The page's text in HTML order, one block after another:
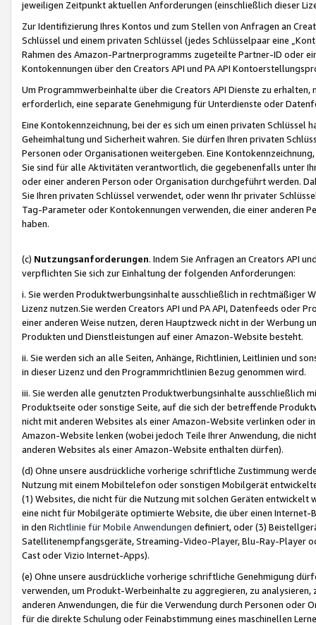
jeweiligen Zeitpunkt aktuellen Anforderungen (einschließlich dieser
Zur Identifizierung Ihres Kontos und zum Stellen von Anfragen an
Schlüssel und einem privaten Schlüssel (jedes Schlüsselpaar eine
Rahmen des Amazon-Partnerprogramms zugeteilte Partner-ID oder
Kontokennungen über den Creators API und PA API
Um Programmwerbeinhalte über die Creators API Dienste zu
erforderlich, eine separate Genehmigung für Unterdienste oder
Eine Kontokennzeichnung, bei der es sich um einen privaten
Geheimhaltung und Sicherheit wahren. Sie dürfen Ihren privaten
Personen oder Organisationen weitergeben. Eine
Sie sind für alle Aktivitäten verantwortlich, die gegebenenfalls unter
oder einer anderen Person oder Organisation durchgeführt werden.
Sie Ihren privaten Schlüssel verwendet, oder wenn Ihr privater
Tag-Parameter oder Kontokennungen verwenden, die einer anderen
haben.
(c) Nutzungsanforderungen. Indem Sie Anfragen an Creators API
verpflichten Sie sich zur Einhaltung der folgenden Anforderungen:
i. Sie werden Produktwerbungsinhalte ausschließlich in rechtmäßiger
Lizenz nutzen.Sie werden Creators API und PA API, Datenfeeds oder
einer anderen Weise nutzen, deren Hauptzweck nicht in der Werbung
Produkten und Dienstleistungen auf einer Amazon-Website besteht.
ii. Sie werden sich an alle Seiten, Anhänge, Richtlinien, Leitlinien und
in dieser Lizenz und den Programmrichtlinien Bezug genommen wird.
iii. Sie werden alle genutzten Produktwerbungsinhalte ausschließlich
Produktseite oder sonstige Seite, auf die sich der betreffende
nicht mit anderen Websites als einer Amazon-Website verlinken oder
Amazon-Website lenken (wobei jedoch Teile Ihrer Anwendung, die
anderen Websites als einer Amazon-Website enthalten dürfen).
(d) Ohne unsere ausdrückliche vorherige schriftliche Zustimmung
Nutzung mit einem Mobiltelefon oder sonstigen Mobilgerät
(1) Websites, die nicht für die Nutzung mit solchen Geräten
eine nicht für Mobilgeräte optimierte Website, die über einen
in den Richtlinie für Mobile Anwendungen definiert, oder (3)
Satellitenempfangsgeräte, Streaming-Video-Player, Blu-Ray-Player
Cast oder Vizio Internet-Apps).
(e) Ohne unsere ausdrückliche vorherige schriftliche Genehmigung
verwenden, um Produkt-Werbeinhalte zu aggregieren, zu
anderen Anwendungen, die für die Verwendung durch Personen
für die direkte Schulung oder Feinabstimmung eines maschinellen